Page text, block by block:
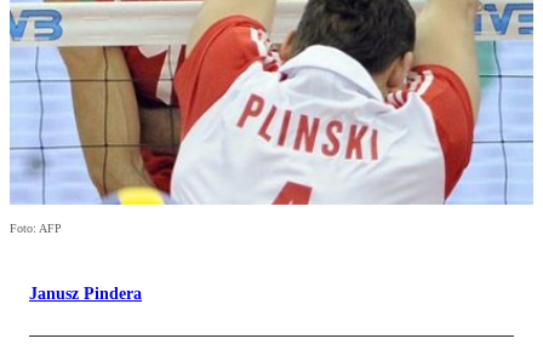
Foto: AFP
Janusz Pindera